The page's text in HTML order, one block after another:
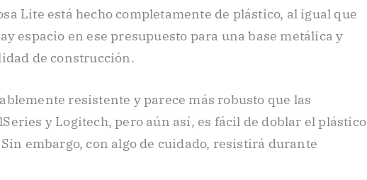
Lite está hecho completamente de plástico, al igual que
espacio en ese presupuesto para una base metálica y
de construcción.
resistente y parece más robusto que las
y Logitech, pero aún así, es fácil de doblar el plástico
embargo, con algo de cuidado, resistirá durante